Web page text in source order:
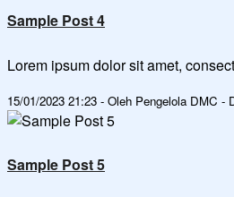
Sample Post 4
Lorem ipsum dolor sit amet,
15/01/2023 21:23 - Oleh Pengelola DMC -
Sample Post 5